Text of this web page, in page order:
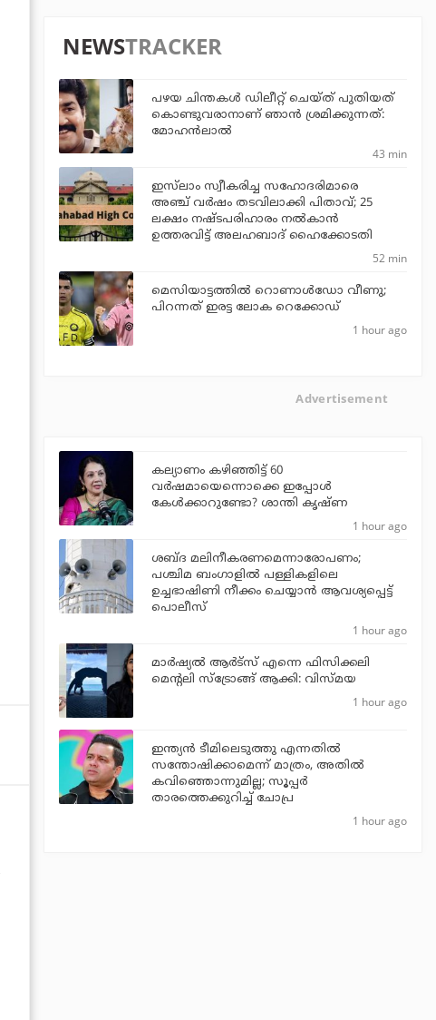
NEWSTRACKER
പഴയ ചിന്തകള്‍ ഡിലീറ്റ് ചെയ്ത് പുതിയത്
കൊണ്ടുവരാനാണ് ഞാന്‍ ശ്രമിക്കുന്നത്:
മോഹന്‍ലാല്‍
43 min
ഇസ്‌ലാം സ്വീകരിച്ച സഹോദരിമാരെ
അഞ്ച് വര്‍ഷം തടവിലാക്കി പിതാവ്; 25
ലക്ഷം നഷ്ടപരിഹാരം നല്‍കാന്‍
ഉത്തരവിട്ട് അലഹബാദ് ഹൈക്കോടതി
52 min
മെസിയാട്ടത്തില്‍ റൊണാള്‍ഡോ വീണു;
പിറന്നത് ഇരട്ട ലോക റെക്കോഡ്
1 hour ago
Advertisement
കല്യാണം കഴിഞ്ഞിട്ട് 60
വർഷമായെന്നൊക്കെ ഇപ്പോൾ
കേൾക്കാറുണ്ടോ? ശാന്തി കൃഷ്ണ
1 hour ago
ശബ്ദ മലിനീകരണമെന്നാരോപണം;
പശ്ചിമ ബംഗാളില്‍ പള്ളികളിലെ
ഉച്ചഭാഷിണി നീക്കം ചെയ്യാന്‍ ആവശ്യപ്പെട്ട്
പൊലീസ്
1 hour ago
മാർഷ്യൽ ആർട്സ് എന്നെ ഫിസിക്കലി
മെന്റലി സ്ട്രോങ്ങ് ആക്കി: വിസ്മയ
1 hour ago
ഇന്ത്യന്‍ ടീമിലെടുത്തു എന്നതില്‍
സന്തോഷിക്കാമെന്ന് മാത്രം, അതില്‍
കവിഞ്ഞൊന്നുമില്ല; സൂപ്പര്‍
താരത്തെക്കുറിച്ച് ചോപ്ര
1 hour ago